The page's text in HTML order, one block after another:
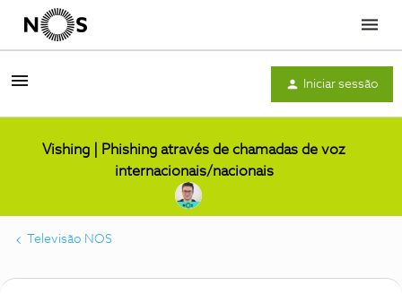
Menu
Iniciar sessão
Vishing | Phishing através de chamadas de voz
internacionais/nacionais
Televisão NOS